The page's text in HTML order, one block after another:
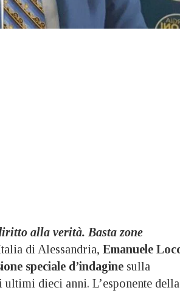
alla verità. Basta zone
di Alessandria, Emanuele
speciale d’indagine sulla
ultimi dieci anni. L’esponente della